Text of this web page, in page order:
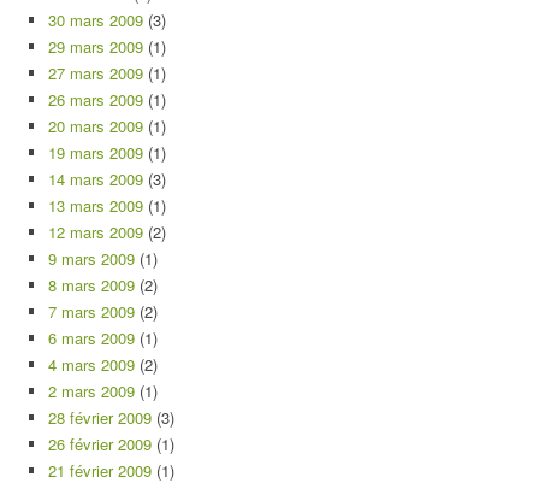
30 mars 2009 (3)
29 mars 2009 (1)
27 mars 2009 (1)
26 mars 2009 (1)
20 mars 2009 (1)
19 mars 2009 (1)
14 mars 2009 (3)
13 mars 2009 (1)
12 mars 2009 (2)
9 mars 2009 (1)
8 mars 2009 (2)
7 mars 2009 (2)
6 mars 2009 (1)
4 mars 2009 (2)
2 mars 2009 (1)
28 février 2009 (3)
26 février 2009 (1)
21 février 2009 (1)